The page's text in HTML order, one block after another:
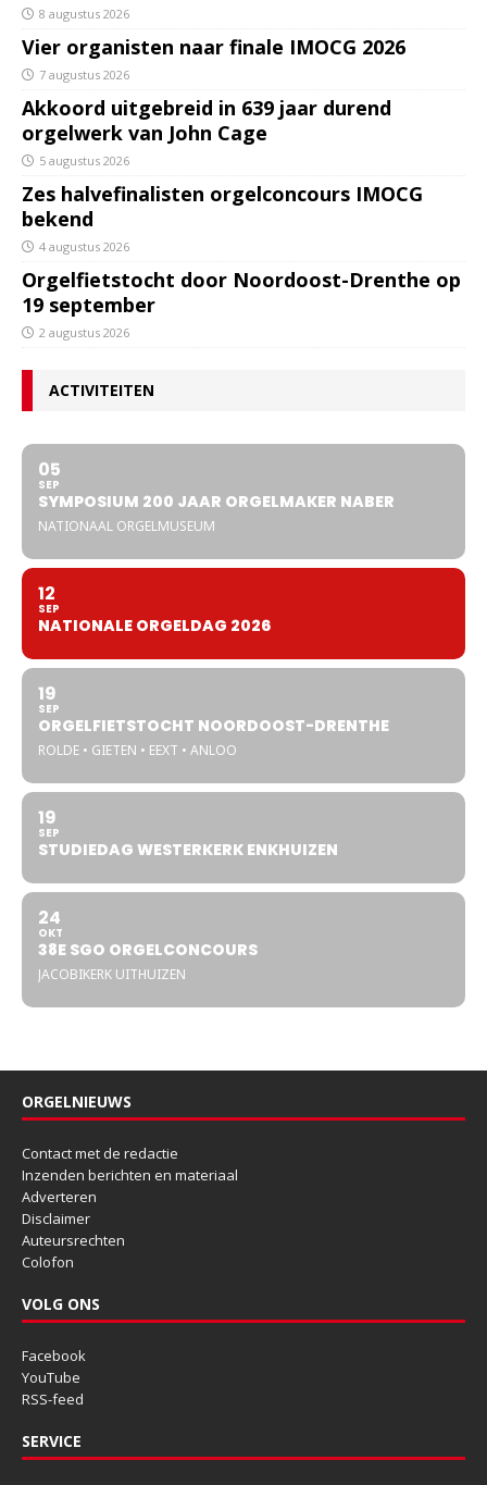
8 augustus 2026
Vier organisten naar finale IMOCG 2026
7 augustus 2026
Akkoord uitgebreid in 639 jaar durend
orgelwerk van John Cage
5 augustus 2026
Zes halvefinalisten orgelconcours IMOCG
bekend
4 augustus 2026
Orgelfietstocht door Noordoost-Drenthe op
19 september
2 augustus 2026
ACTIVITEITEN
05
SEP
SYMPOSIUM 200 JAAR ORGELMAKER NABER
NATIONAAL ORGELMUSEUM
12
SEP
NATIONALE ORGELDAG 2026
19
SEP
ORGELFIETSTOCHT NOORDOOST-DRENTHE
ROLDE • GIETEN • EEXT • ANLOO
19
SEP
STUDIEDAG WESTERKERK ENKHUIZEN
24
OKT
38E SGO ORGELCONCOURS
JACOBIKERK UITHUIZEN
ORGELNIEUWS
Contact met de redactie
Inzenden berichten en materiaal
Adverteren
Disclaimer
Auteursrechten
Colofon
VOLG ONS
Facebook
YouTube
RSS-feed
SERVICE